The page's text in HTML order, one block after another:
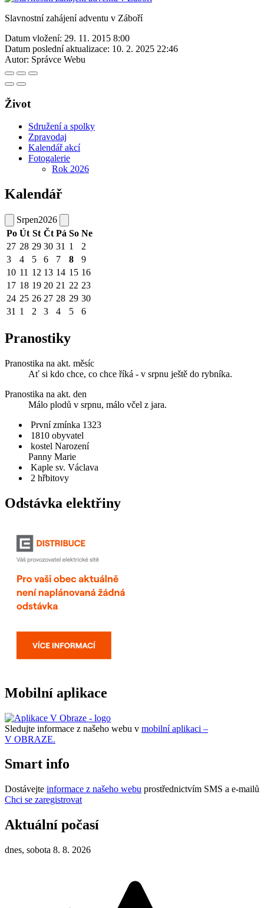
Slavnostní zahájení adventu v Záboří
Datum vložení: 29. 11. 2015 8:00
Datum poslední aktualizace: 10. 2. 2025 22:46
Autor: Správce Webu
Život
Sdružení a spolky
Zpravodaj
Kalendář akcí
Fotogalerie
Rok 2026
Kalendář
Srpen2026
Po Út St Čt Pá So Ne
27 28 29 30 31 1
2
3
4 5 6 7 8
9
10 11 12 13 14 15 16
17 18 19 20 21 22 23
24 25 26 27 28 29 30
31 1 2 3 4 5 6
Pranostiky
Pranostika na akt. měsíc
Ať si kdo chce, co chce říká - v srpnu ještě do rybníka.
Pranostika na akt. den
Málo plodů v srpnu, málo včel z jara.
První zmínka 1323
1810 obyvatel
kostel Narození
Panny Marie
Kaple sv. Václava
2 hřbitovy
Odstávka elektřiny
Mobilní aplikace
Sledujte informace z našeho webu v mobilní aplikaci –
V OBRAZE.
Smart info
Dostávejte informace z našeho webu prostřednictvím SMS a e-mailů
Chci se zaregistrovat
Aktuální počasí
dnes, sobota 8. 8. 2026